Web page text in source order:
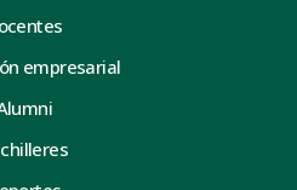
empresarial